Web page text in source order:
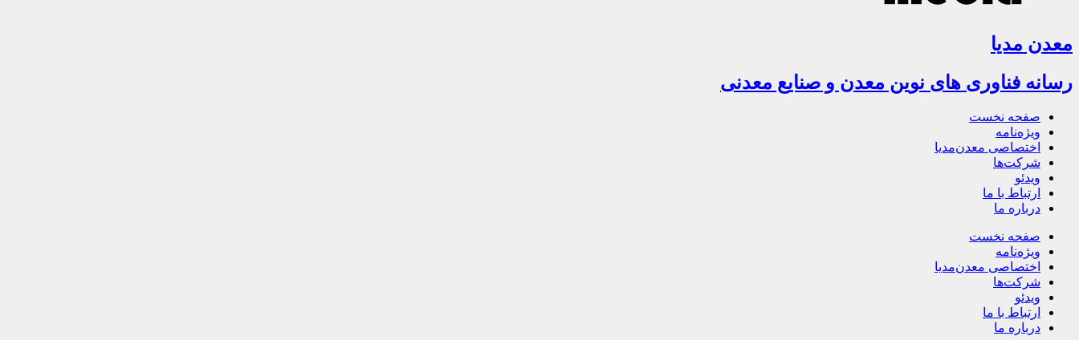
معدن مدیا
رسانه فناوری های نوین معدن و صنایع معدنی
صفحه نخست
ویژه‌نامه
اختصاصی معدن‌مدیا
شرکت‌ها
ویدئو
ارتباط با ما
درباره ما
صفحه نخست
ویژه‌نامه
اختصاصی معدن‌مدیا
شرکت‌ها
ویدئو
ارتباط با ما
درباره ما